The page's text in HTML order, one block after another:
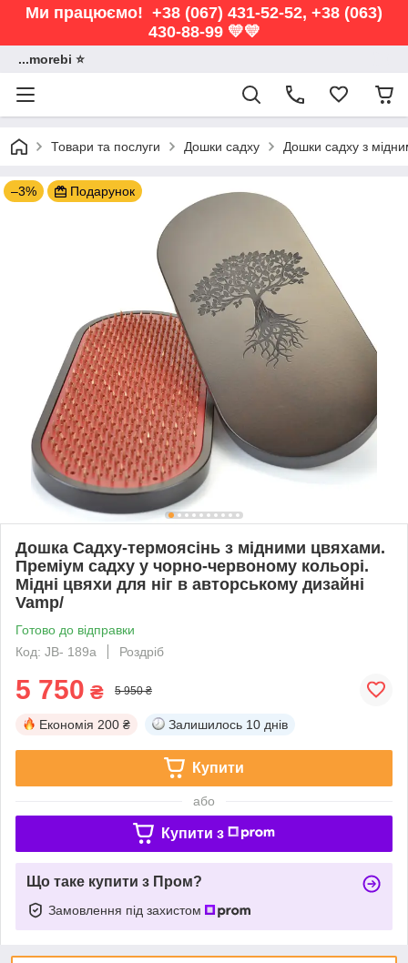
Ми працюємо! +38 (067) 431-52-52, +38 (063)
430-88-99 💛💛
...morebi ⭐️
Товари та послуги Дошки садху Дошки садху з
–3% Подарунок
Дошка Садху-термоясінь з мідними цвяхами.
Преміум садху у чорно-червоному кольорі.
Мідні цвяхи для ніг в авторському дизайні
Vamp/
Готово до відправки
Код: JB- 189а
Роздріб
5 750 ₴ 5 950 ₴
Економія 200 ₴ Залишилось 10 днів
Купити
або
Купити з
Що таке купити з Пром?
Замовлення під захистом